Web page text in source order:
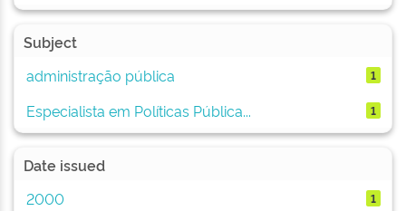
Subject
administração pública
1
Especialista em Políticas Pública... 1
Date issued
2000
1